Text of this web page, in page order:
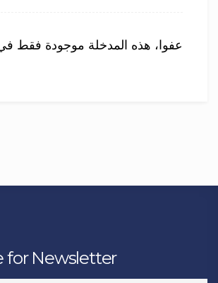
عفوا، هذه المدخلة موجودة فقط
for Newsletter